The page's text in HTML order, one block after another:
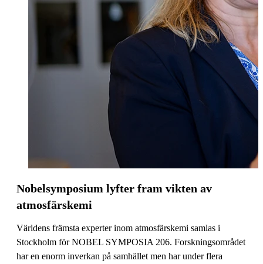
Nobelsymposium lyfter fram vikten av
atmosfärskemi
Världens främsta experter inom atmosfärskemi samlas i
Stockholm för NOBEL SYMPOSIA 206. Forskningsområdet
har en enorm inverkan på samhället men har under flera